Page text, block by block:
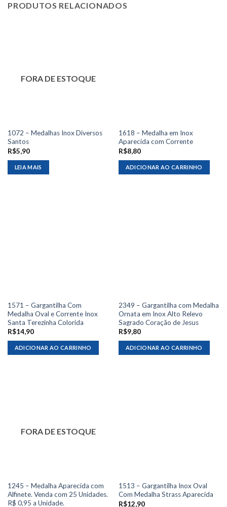
PRODUTOS RELACIONADOS
FORA DE ESTOQUE
1072 – Medalhas Inox Diversos
Santos
R$5,90
LEIA MAIS
1618 – Medalha em Inox
Aparecida com Corrente
R$8,80
ADICIONAR AO CARRINHO
1571 – Gargantilha Com
Medalha Oval e Corrente Inox
Santa Terezinha Colorida
R$14,90
ADICIONAR AO CARRINHO
2349 – Gargantilha com Medalha
Ornata em Inox Alto Relevo
Sagrado Coração de Jesus
R$9,80
ADICIONAR AO CARRINHO
FORA DE ESTOQUE
1245 – Medalha Aparecida com
Alfinete. Venda com 25 Unidades.
R$ 0,95 a Unidade.
1513 – Gargantilha Inox Oval
Com Medalha Strass Aparecida
R$12,90